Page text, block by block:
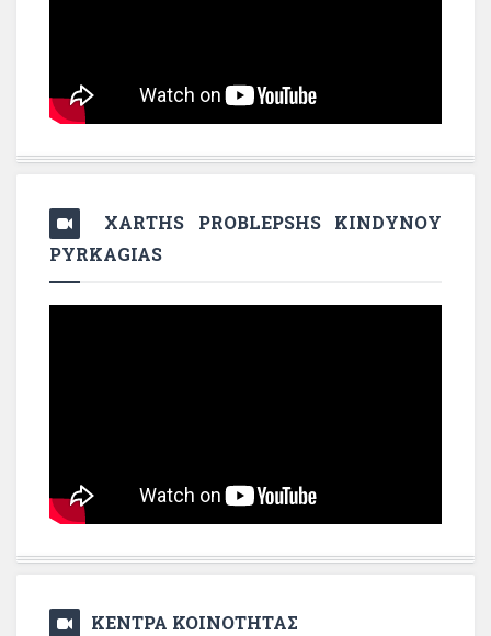
XARTHS PROBLEPSHS KINDYNOY
PYRKAGIAS
ΚΕΝΤΡΑ ΚΟΙΝΟΤΗΤΑΣ